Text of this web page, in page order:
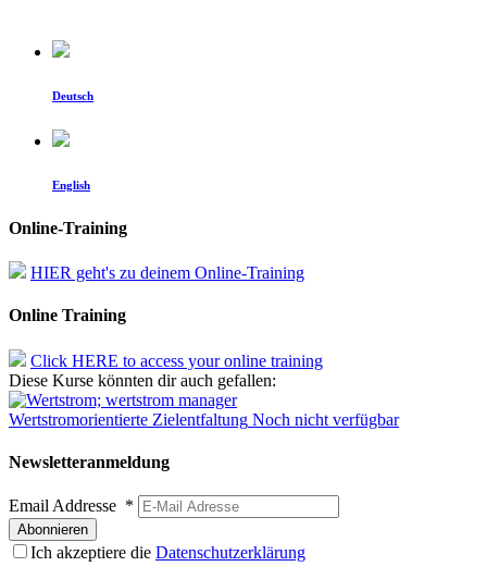
Deutsch
English
Online-Training
HIER geht's zu deinem Online-Training
Online Training
Click HERE to access your online training
Diese Kurse könnten dir auch gefallen:
Wertstromorientierte Zielentfaltung Noch nicht verfügbar
Newsletteranmeldung
Email Addresse *
Ich akzeptiere die Datenschutzerklärung